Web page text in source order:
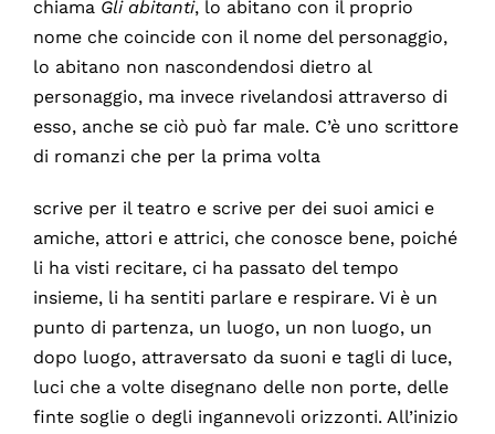
chiama Gli abitanti, lo abitano con il proprio
nome che coincide con il nome del personaggio,
lo abitano non nascondendosi dietro al
personaggio, ma invece rivelandosi attraverso di
esso, anche se ciò può far male. C’è uno scrittore
di romanzi che per la prima volta
scrive per il teatro e scrive per dei suoi amici e
amiche, attori e attrici, che conosce bene, poiché
li ha visti recitare, ci ha passato del tempo
insieme, li ha sentiti parlare e respirare. Vi è un
punto di partenza, un luogo, un non luogo, un
dopo luogo, attraversato da suoni e tagli di luce,
luci che a volte disegnano delle non porte, delle
finte soglie o degli ingannevoli orizzonti. All’inizio